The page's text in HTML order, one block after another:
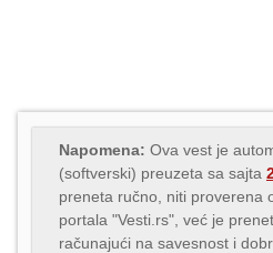
Napomena: Ova vest je
(softverski) preuzeta sa sajta
preneta ručno, niti proverena
portala "Vesti.rs", već je
računajući na savesnost i